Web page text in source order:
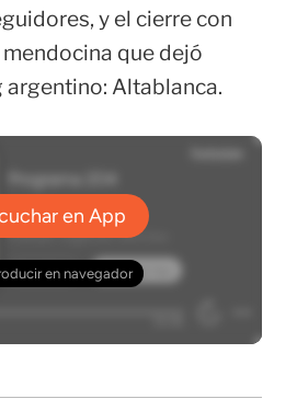
y el cierre con
que dejó
argentino: Altablanca.